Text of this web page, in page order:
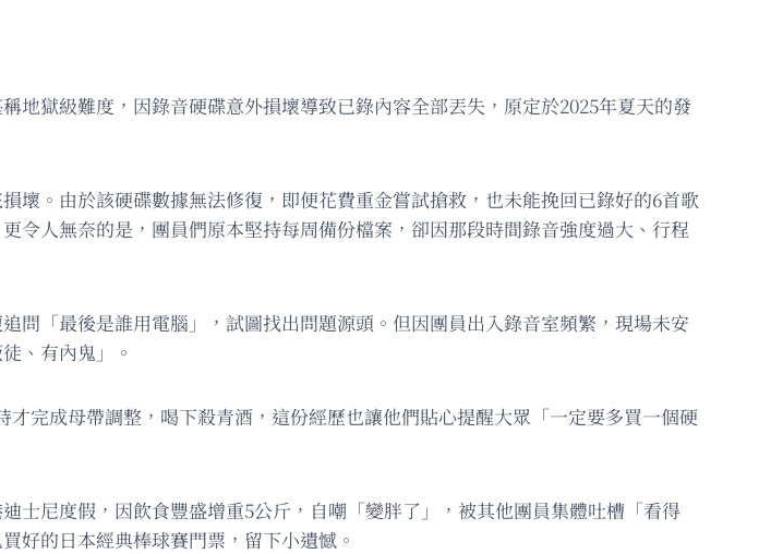
地獄級難度，因錄音硬碟意外損壞導致已錄內容全部丟失，原定於2025年夏天的發
壞。由於該硬碟數據無法修復，即便花費重金嘗試搶救，也未能挽回已錄好的6首歌
令人無奈的是，團員們原本堅持每周備份檔案，卻因那段時間錄音強度過大、行程
問「最後是誰用電腦」，試圖找出問題源頭。但因團員出入錄音室頻繁，現場未安
、有內鬼」。
完成母帶調整，喝下殺青酒，這份經歷也讓他們貼心提醒大眾「一定要多買一個硬
士尼度假，因飲食豐盛增重5公斤，自嘲「變胖了」，被其他團員集體吐槽「看得
好的日本經典棒球賽門票，留下小遺憾。